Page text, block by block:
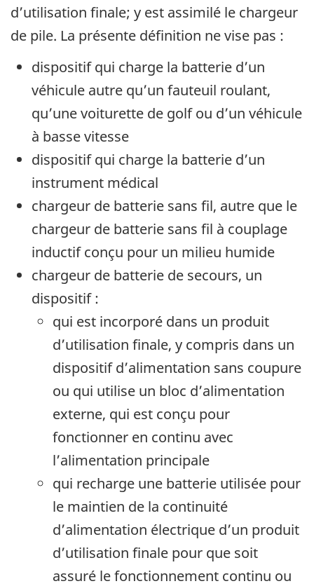
d’utilisation finale; y est assimilé le chargeur
de pile. La présente définition ne vise pas :
dispositif qui charge la batterie d’un
véhicule autre qu’un fauteuil roulant,
qu’une voiturette de golf ou d’un véhicule
à basse vitesse
dispositif qui charge la batterie d’un
instrument médical
chargeur de batterie sans fil, autre que le
chargeur de batterie sans fil à couplage
inductif conçu pour un milieu humide
chargeur de batterie de secours, un
dispositif :
qui est incorporé dans un produit
d’utilisation finale, y compris dans un
dispositif d’alimentation sans coupure
ou qui utilise un bloc d’alimentation
externe, qui est conçu pour
fonctionner en continu avec
l’alimentation principale
qui recharge une batterie utilisée pour
le maintien de la continuité
d’alimentation électrique d’un produit
d’utilisation finale pour que soit
assuré le fonctionnement continu ou